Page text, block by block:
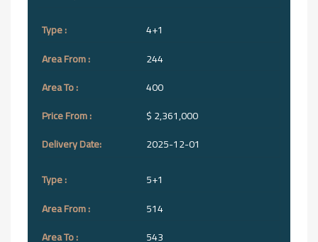
4+1
244
400
$ 2,361,000
2025-12-01
5+1
514
543